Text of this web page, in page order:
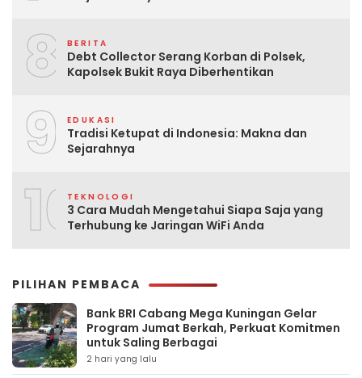
8 BERITA
Debt Collector Serang Korban di Polsek,
Kapolsek Bukit Raya Diberhentikan
9 EDUKASI
Tradisi Ketupat di Indonesia: Makna dan
Sejarahnya
10TEKNOLOGI
3 Cara Mudah Mengetahui Siapa Saja yang
Terhubung ke Jaringan WiFi Anda
PILIHAN PEMBACA
Bank BRI Cabang Mega Kuningan Gelar
Program Jumat Berkah, Perkuat Komitmen
untuk Saling Berbagai
2 hari yang lalu